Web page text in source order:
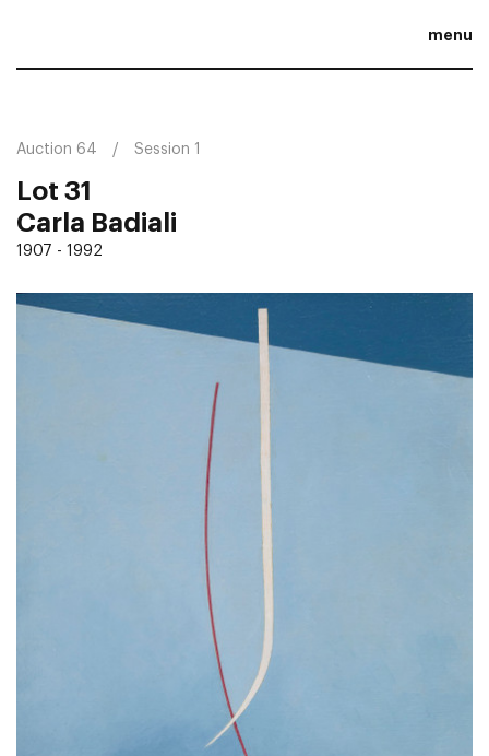
menu
Auction 64 Session 1
Lot 31
Carla Badiali
1907 - 1992